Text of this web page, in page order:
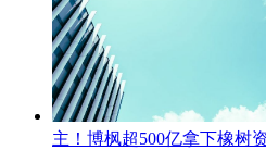
主！博枫超500亿拿下橡树